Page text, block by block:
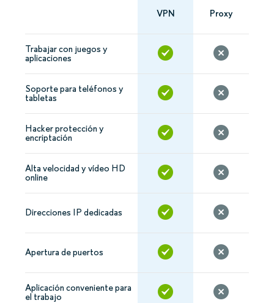
VPN Proxy
Trabajar con juegos y
aplicaciones
Soporte para teléfonos y
tabletas
Hacker protección y
encriptación
Alta velocidad y vídeo HD
online
Direcciones IP dedicadas
Apertura de puertos
Aplicación conveniente para
el trabajo